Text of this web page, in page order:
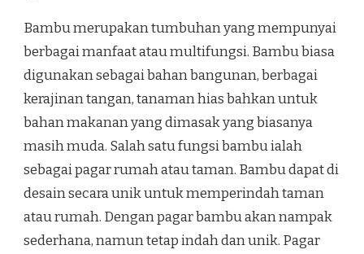
Bambu merupakan tumbuhan yang mempunyai
berbagai manfaat atau multifungsi. Bambu biasa
digunakan sebagai bahan bangunan, berbagai
kerajinan tangan, tanaman hias bahkan untuk
bahan makanan yang dimasak yang biasanya
masih muda. Salah satu fungsi bambu ialah
sebagai pagar rumah atau taman. Bambu dapat di
desain secara unik untuk memperindah taman
atau rumah. Dengan pagar bambu akan nampak
sederhana, namun tetap indah dan unik. Pagar